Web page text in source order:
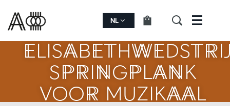
NL Menu
DE KONINGIN
SPRINGPLANK
VOOR MUZIKAAL